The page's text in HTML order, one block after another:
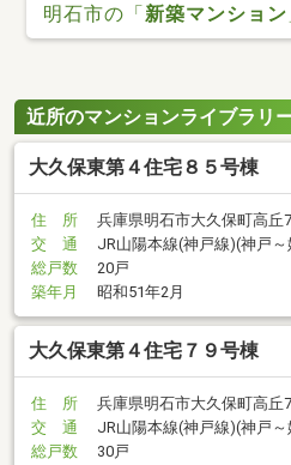
明石市の「新築マンション
近所のマンションライブラリ
大久保東第４住宅８５号棟
住 所
兵庫県明石市大久保町高丘
交 通
JR山陽本線(神戸線)(神戸
総戸数
20戸
築年月
昭和51年2月
大久保東第４住宅７９号棟
住 所
兵庫県明石市大久保町高丘
交 通
JR山陽本線(神戸線)(神戸
総戸数
30戸